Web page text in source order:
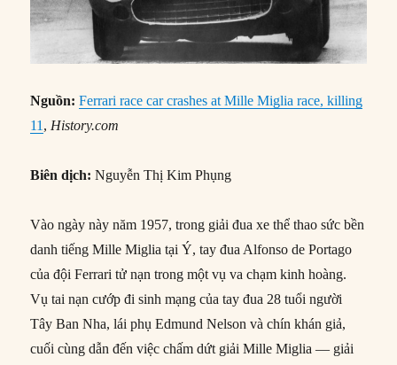
Nguồn:Ferrari race car crashes at Mille Miglia race, killing
11,History.com
Biên dịch: Nguyễn Thị Kim Phụng
Vào ngày này năm 1957, trong giải đua xe thể thao sức bền
danh tiếng Mille Miglia tại Ý, tay đua Alfonso de Portago
của đội Ferrari tử nạn trong một vụ va chạm kinh hoàng.
Vụ tai nạn cướp đi sinh mạng của tay đua 28 tuổi người
Tây Ban Nha, lái phụ Edmund Nelson và chín khán giả,
cuối cùng dẫn đến việc chấm dứt giải Mille Miglia — giải